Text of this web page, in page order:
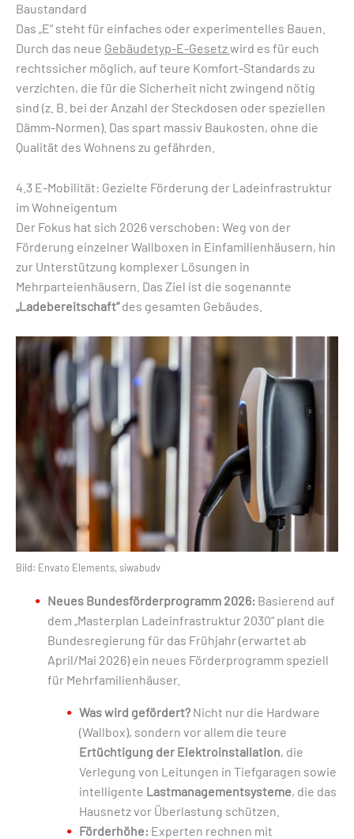
Baustandard
Das „E“ steht für einfaches oder experimentelles Bauen.
Durch das neue Gebäudetyp-E-Gesetzwird es für euch
rechtssicher möglich, auf teure Komfort-Standards zu
verzichten, die für die Sicherheit nicht zwingend nötig
sind (z. B. bei der Anzahl der Steckdosen oder speziellen
Dämm-Normen). Das spart massiv Baukosten, ohne die
Qualität des Wohnens zu gefährden.
4.3 E-Mobilität: Gezielte Förderung der Ladeinfrastruktur
im Wohneigentum
Der Fokus hat sich 2026 verschoben: Weg von der
Förderung einzelner Wallboxen in Einfamilienhäusern, hin
zur Unterstützung komplexer Lösungen in
Mehrparteienhäusern. Das Ziel ist die sogenannte
„Ladebereitschaft“des gesamten Gebäudes.
Bild: Envato Elements, siwabudv
Neues Bundesförderprogramm 2026: Basierend auf
dem „Masterplan Ladeinfrastruktur 2030“ plant die
Bundesregierung für das Frühjahr (erwartet ab
April/Mai 2026) ein neues Förderprogramm speziell
für Mehrfamilienhäuser.
Was wird gefördert?Nicht nur die Hardware
(Wallbox), sondern vor allem die teure
Ertüchtigung der Elektroinstallation, die
Verlegung von Leitungen in Tiefgaragen sowie
intelligente Lastmanagementsysteme, die das
Hausnetz vor Überlastung schützen.
Förderhöhe: Experten rechnen mit